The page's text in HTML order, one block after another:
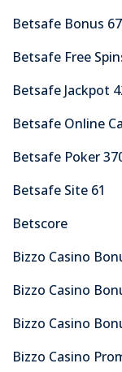
Betsafe Bonus
Betsafe Free
Betsafe Jackpot
Betsafe Online
Betsafe Poker
Betsafe Site 61
Betscore
Bizzo Casino
Bizzo Casino
Bizzo Casino
Bizzo Casino